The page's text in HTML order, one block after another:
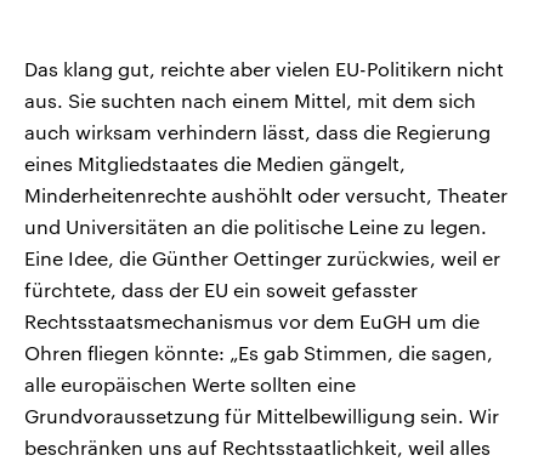
Das klang gut, reichte aber vielen EU-Politikern nicht
aus. Sie suchten nach einem Mittel, mit dem sich
auch wirksam verhindern lässt, dass die Regierung
eines Mitgliedstaates die Medien gängelt,
Minderheitenrechte aushöhlt oder versucht, Theater
und Universitäten an die politische Leine zu legen.
Eine Idee, die Günther Oettinger zurückwies, weil er
fürchtete, dass der EU ein soweit gefasster
Rechtsstaatsmechanismus vor dem EuGH um die
Ohren fliegen könnte: „Es gab Stimmen, die sagen,
alle europäischen Werte sollten eine
Grundvoraussetzung für Mittelbewilligung sein. Wir
beschränken uns auf Rechtsstaatlichkeit, weil alles